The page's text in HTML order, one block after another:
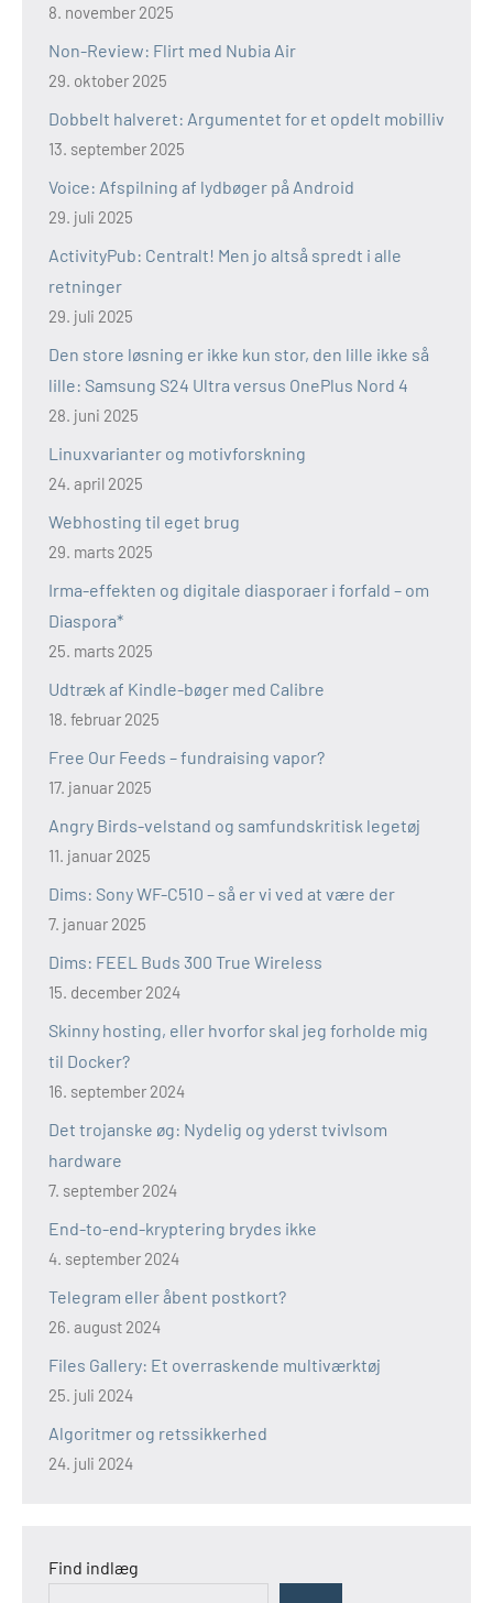
8. november 2025
Non-Review: Flirt med Nubia Air
29. oktober 2025
Dobbelt halveret: Argumentet for et opdelt mobilliv
13. september 2025
Voice: Afspilning af lydbøger på Android
29. juli 2025
ActivityPub: Centralt! Men jo altså spredt i alle
retninger
29. juli 2025
Den store løsning er ikke kun stor, den lille ikke så
lille: Samsung S24 Ultra versus OnePlus Nord 4
28. juni 2025
Linuxvarianter og motivforskning
24. april 2025
Webhosting til eget brug
29. marts 2025
Irma-effekten og digitale diasporaer i forfald – om
Diaspora*
25. marts 2025
Udtræk af Kindle-bøger med Calibre
18. februar 2025
Free Our Feeds – fundraising vapor?
17. januar 2025
Angry Birds-velstand og samfundskritisk legetøj
11. januar 2025
Dims: Sony WF-C510 – så er vi ved at være der
7. januar 2025
Dims: FEEL Buds 300 True Wireless
15. december 2024
Skinny hosting, eller hvorfor skal jeg forholde mig
til Docker?
16. september 2024
Det trojanske øg: Nydelig og yderst tvivlsom
hardware
7. september 2024
End-to-end-kryptering brydes ikke
4. september 2024
Telegram eller åbent postkort?
26. august 2024
Files Gallery: Et overraskende multiværktøj
25. juli 2024
Algoritmer og retssikkerhed
24. juli 2024
Find indlæg